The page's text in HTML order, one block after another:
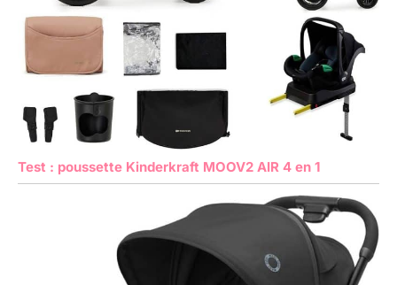
Test : poussette Kinderkraft MOOV2 AIR 4 en 1